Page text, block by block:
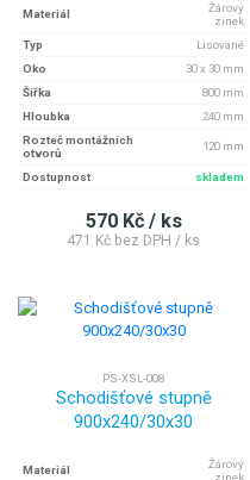
Materiál
Žárový
zinek
Typ
Lisované
Oko
30 x 30 mm
Šířka
800 mm
Hloubka
240 mm
Rozteč montážních
otvorů
120 mm
Dostupnost skladem
570 Kč / ks
471 Kč bez DPH / ks
PS-XSL-008
Schodišťové stupně
900x240/30x30
Materiál
Žárový